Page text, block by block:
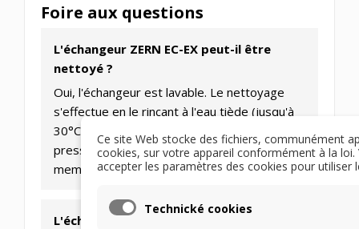
Foire aux questions
L'échangeur ZERN EC-EX peut-il être
nettoyé ?
Oui, l'échangeur est lavable. Le nettoyage
s'effectue en le rinçant à l'eau tiède (jusqu'à
30°C). N'utilisez jamais de nettoyeur haute
pression sous peine d'endommager la
membrane.
L'échangeur transfère-t-il les odeurs ?
Ce site Web stocke des fichiers, communément
cookies, sur votre appareil conformément à la loi.
accepter les paramètres des cookies pour utiliser
Technické cookies